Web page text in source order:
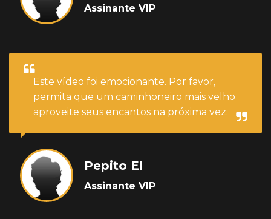
Assinante VIP
Este vídeo foi emocionante. Por favor,
permita que um caminhoneiro mais velho
aproveite seus encantos na próxima vez.
Pepito El
Assinante VIP